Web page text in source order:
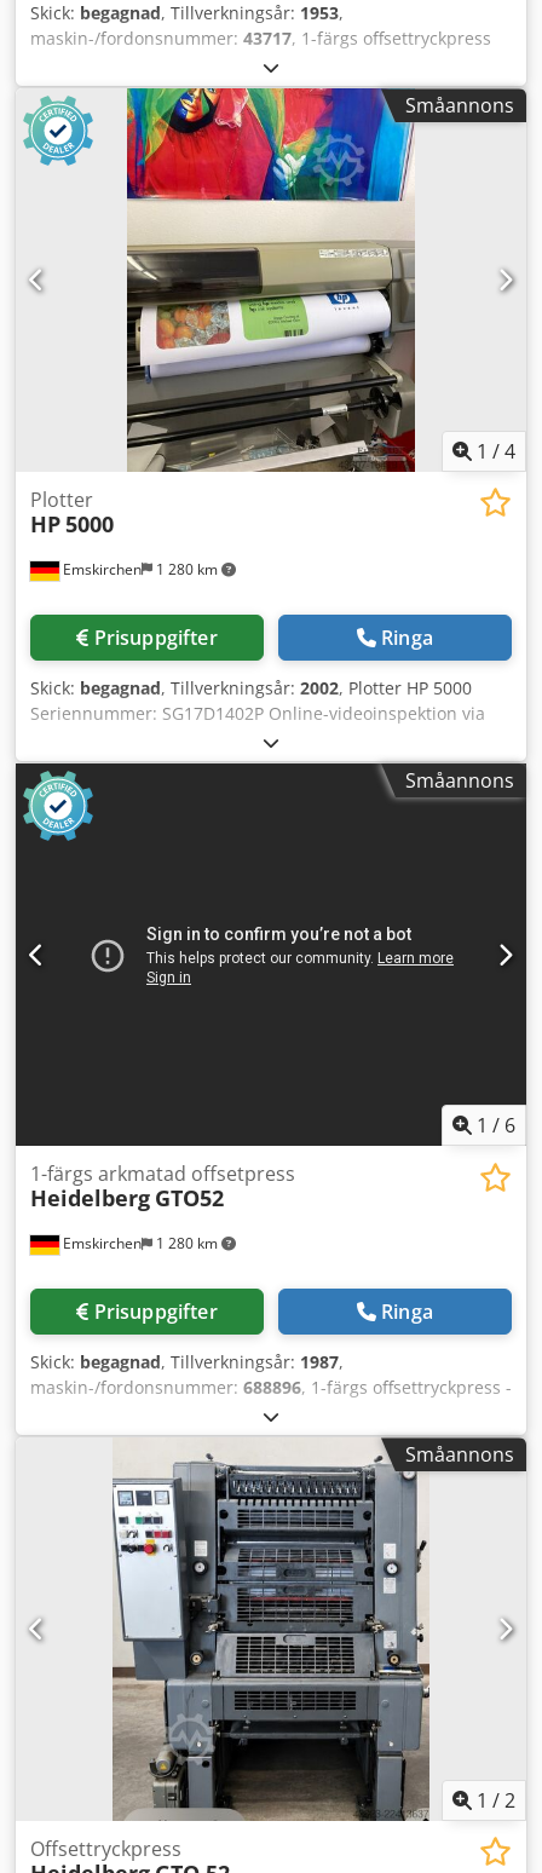
Skick: begagnad, Tillverkningsår: 1953,
maskin-/fordonsnummer: 43717, 1-färgs offsettryckpress
Serienr. 43717 Online videoinspektion via Skype-video Vi
skulle bli mycket glada över ert besök – fler maskiner i
lager Dcodpstzc E Nefx Ahijk Omedelbart tillgänglig – kan
inspekteras Finns i lager i Emskirchen / Nürnberg – kan
testas
Småannons
1 /4
Emskirchen 1 280 km
Plotter
HP5000
Prisuppgifter Ringa
Skick: begagnad, Tillverkningsår: 2002, Plotter HP 5000
Seriennummer: SG17D1402P Online-videoinspektion via
Skype-video. Vi ser fram emot ert besök – fler maskiner
finns i lager. Dodotzc Rrepfx Ahieck Omedelbart tillgänglig
– kan inspekteras. Finns i lager i Emskirchen / Nürnberg –
kan testas.
Småannons
1 / 6
Emskirchen 1 280 km
1-färgs arkmatad offsetpress
Heidelberg GTO52
Prisuppgifter Ringa
Skick: begagnad, Tillverkningsår: 1987,
maskin-/fordonsnummer: 688896, 1-färgs offsettryckpress -
1-färgs arkmatad offsetpress Heidelberg GTO52+ N+P,
Årsmodell 1987 - Serienummer 688896 Max format: 320 x
460 mm Tryck: 33 miljoner Pappersvikt: 0,04 - 0,4 mm
Hastighet: 3 000 - 8 000 ark/timme Konventionellt fuktverk
Dcedpfx Ahjll A Tfoiok Plus-version Med påtrycknings-,
numrerings- och perforeringsenhet N+P Online-inspektion
via Skype-video möjlig Vi uppskattar gärna ert besök - fler
maskiner i lager Omedelbart tillgänglig - kan inspekteras
Finns i lager i Emskirchen / Nürnberg - kan testköras
Småannons
1 /2
Offsettryckpress